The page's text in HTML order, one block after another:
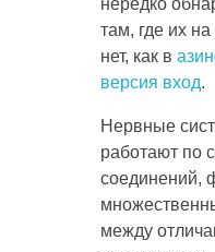
там, где их
нет, как в
версия вход.
Нервные
работают по
соединений,
между